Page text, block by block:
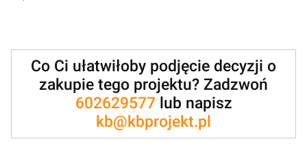
Co Ci ułatwiłoby podjęcie decyzji o
zakupie tego projektu? Zadzwoń
602629577lub napisz
kb@kbprojekt.pl